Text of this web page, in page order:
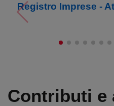
Registro Imprese -
Contributi e